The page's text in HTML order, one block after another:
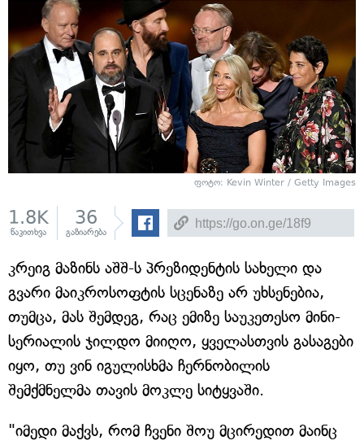
ფოტო: Kevin Winter / Getty Images
1.8K
წაკითხვა
36
გაზიარება
კრეიგ მაზინს აშშ-ს პრეზიდენტის სახელი და
გვარი მაიკროსოფტის სცენაზე არ უხსენებია,
თუმცა, მას შემდეგ, რაც ემიზე საუკეთესო მინი-
სერიალის ჯილდო მიიღო, ყველასთვის გასაგები
იყო, თუ ვინ იგულისხმა ჩერნობილის
შემქმნელმა თავის მოკლე სიტყვაში.
"იმედი მაქვს, რომ ჩვენი შოუ მცირედით მაინც